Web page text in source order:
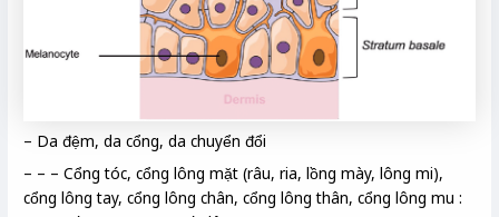
– Da đệm, da cổng, da chuyển đổi
– – – Cổng tóc, cổng lông mặt (râu, ria, lồng mày, lông mi),
cổng lông tay, cổng lông chân, cổng lông thân, cổng lông mu :